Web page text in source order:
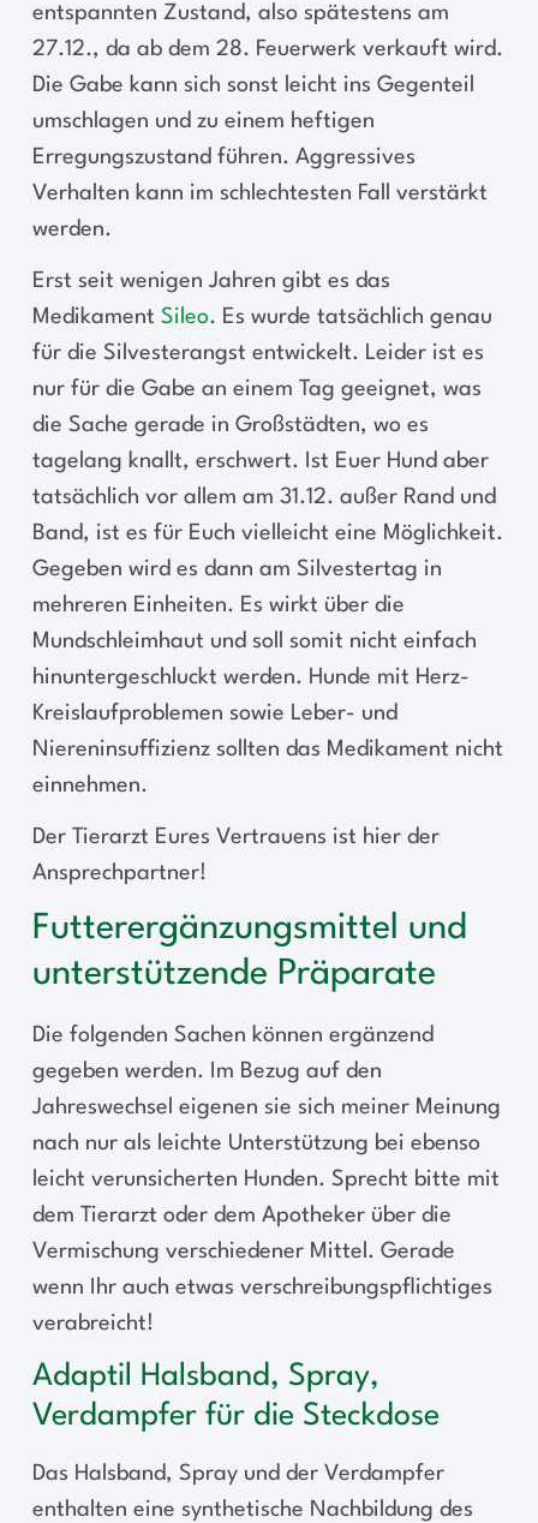
entspannten Zustand, also spätestens am
27.12., da ab dem 28. Feuerwerk verkauft wird.
Die Gabe kann sich sonst leicht ins Gegenteil
umschlagen und zu einem heftigen
Erregungszustand führen. Aggressives
Verhalten kann im schlechtesten Fall verstärkt
werden.
Erst seit wenigen Jahren gibt es das
Medikament Sileo. Es wurde tatsächlich genau
für die Silvesterangst entwickelt. Leider ist es
nur für die Gabe an einem Tag geeignet, was
die Sache gerade in Großstädten, wo es
tagelang knallt, erschwert. Ist Euer Hund aber
tatsächlich vor allem am 31.12. außer Rand und
Band, ist es für Euch vielleicht eine Möglichkeit.
Gegeben wird es dann am Silvestertag in
mehreren Einheiten. Es wirkt über die
Mundschleimhaut und soll somit nicht einfach
hinuntergeschluckt werden. Hunde mit Herz-
Kreislaufproblemen sowie Leber- und
Niereninsuffizienz sollten das Medikament nicht
einnehmen.
Der Tierarzt Eures Vertrauens ist hier der
Ansprechpartner!
Futterergänzungsmittel und
unterstützende Präparate
Die folgenden Sachen können ergänzend
gegeben werden. Im Bezug auf den
Jahreswechsel eigenen sie sich meiner Meinung
nach nur als leichte Unterstützung bei ebenso
leicht verunsicherten Hunden. Sprecht bitte mit
dem Tierarzt oder dem Apotheker über die
Vermischung verschiedener Mittel. Gerade
wenn Ihr auch etwas verschreibungspflichtiges
verabreicht!
Adaptil Halsband, Spray,
Verdampfer für die Steckdose
Das Halsband, Spray und der Verdampfer
enthalten eine synthetische Nachbildung des